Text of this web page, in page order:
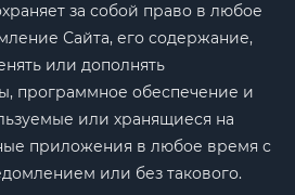
за собой право в любое
Сайта, его содержание,
или дополнять
программное обеспечение и
или хранящиеся на
приложения в любое время с
или без такового.